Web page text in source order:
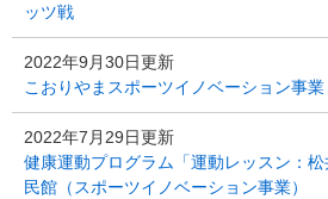
ッツ戦
2022年9月30日更新
こおりやまスポーツイノベーション事業
2022年7月29日更新
健康運動プログラム「運動レッスン：
民館（スポーツイノベーション事業）